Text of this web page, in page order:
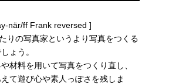
när/ff Frank reversed ]
りの写真家というより写真をつくる
ょう。
材料を用いて写真をつくり直し、
て遊び心や素人っぽさを残しま